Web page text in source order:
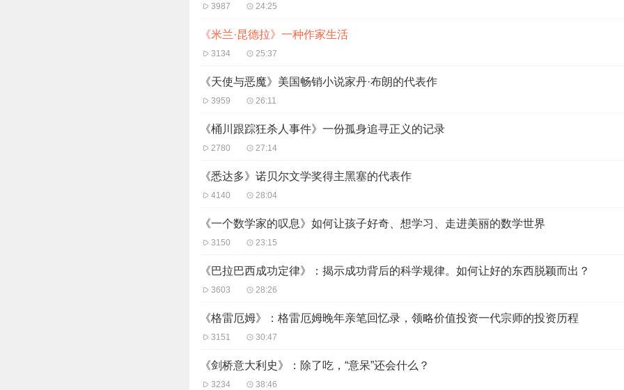
3987 24:25
《米兰·昆德拉》一种作家生活
3134 25:37
《天使与恶魔》美国畅销小说家丹·布朗的代表作
3959 26:11
《桶川跟踪狂杀人事件》一份孤身追寻正义的记录
2780 27:14
《悉达多》诺贝尔文学奖得主黑塞的代表作
4140 28:04
《一个数学家的叹息》如何让孩子好奇、想学习、走进美丽的数学世界
3150 23:15
《巴拉巴西成功定律》：揭示成功背后的科学规律。如何让好的东西脱颖而出？
3603 28:26
《格雷厄姆》：格雷厄姆晚年亲笔回忆录，领略价值投资一代宗师的投资历程
3151 30:47
《剑桥意大利史》：除了吃，“意呆”还会什么？
3234 38:46